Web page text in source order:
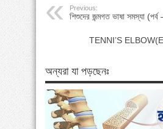
Previous:
শিশুদের জন্মগত ভাষা সমস্যা (পর্ব
TENNI’S
অন্যরা যা পড়ছেনঃ